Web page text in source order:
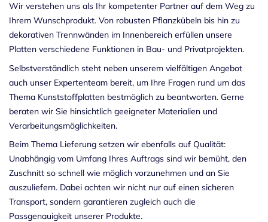
Wir verstehen uns als Ihr kompetenter Partner auf dem Weg zu
Ihrem Wunschprodukt. Von robusten Pflanzkübeln bis hin zu
dekorativen Trennwänden im Innenbereich erfüllen unsere
Platten verschiedene Funktionen in Bau- und Privatprojekten.
Selbstverständlich steht neben unserem vielfältigen Angebot
auch unser Expertenteam bereit, um Ihre Fragen rund um das
Thema Kunststoffplatten bestmöglich zu beantworten. Gerne
beraten wir Sie hinsichtlich geeigneter Materialien und
Verarbeitungsmöglichkeiten.
Beim Thema Lieferung setzen wir ebenfalls auf Qualität:
Unabhängig vom Umfang Ihres Auftrags sind wir bemüht, den
Zuschnitt so schnell wie möglich vorzunehmen und an Sie
auszuliefern. Dabei achten wir nicht nur auf einen sicheren
Transport, sondern garantieren zugleich auch die
Passgenauigkeit unserer Produkte.